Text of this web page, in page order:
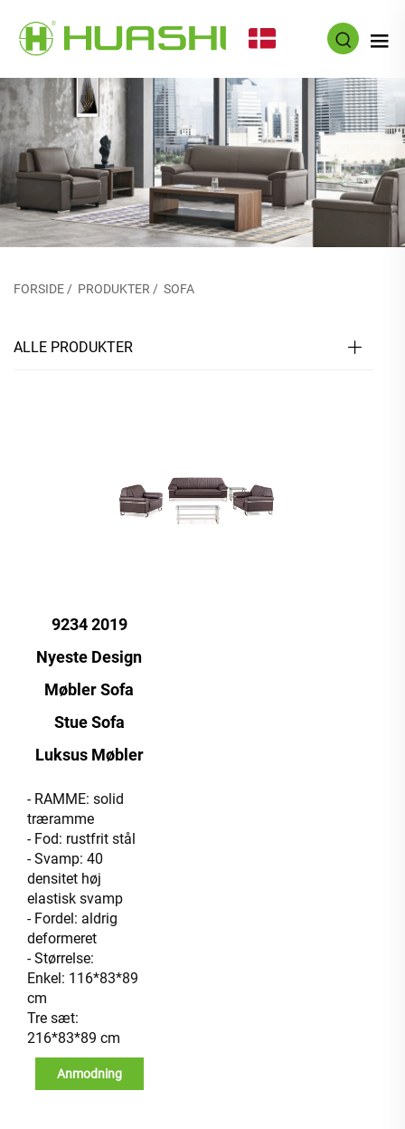
FORSIDE / PRODUKTER / SOFA
ALLE PRODUKTER
9234 2019
Nyeste Design
Møbler Sofa
Stue Sofa
Luksus Møbler
- RAMME: solid
træramme
- Fod: rustfrit stål
- Svamp: 40
densitet høj
elastisk svamp
- Fordel: aldrig
deformeret
- Størrelse:
Enkel: 116*83*89
cm
Tre sæt:
216*83*89 cm
Anmodning